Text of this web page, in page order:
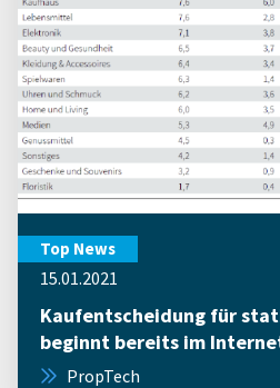
Top News
15.01.2021
Kaufentscheidung für
beginnt bereits im
PropTech